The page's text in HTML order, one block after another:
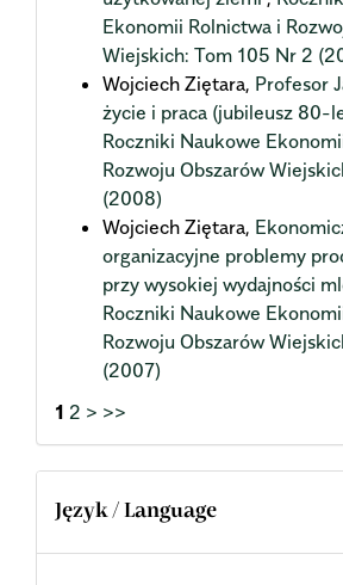
Ekonomii Rolnictwa i
Wiejskich: Tom 105 Nr 2
Wojciech Ziętara, Profesor
życie i praca (jubileusz 80-
Roczniki Naukowe
Rozwoju Obszarów
(2008)
Wojciech Ziętara,
organizacyjne problemy
przy wysokiej wydajności
Roczniki Naukowe
Rozwoju Obszarów
(2007)
1 2 > >>
Język / Language